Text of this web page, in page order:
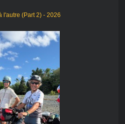
l'autre (Part 2) - 2026